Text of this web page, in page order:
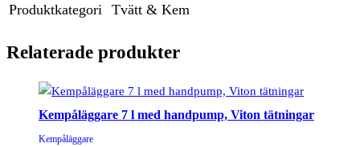
Produktkategori
Tvätt & Kem
Relaterade produkter
Kempåläggare 7 l med handpump, Viton tätningar
Kempåläggare